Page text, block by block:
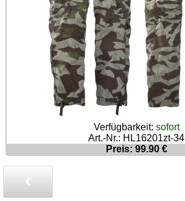
Verfügbarkeit: sofort
Art.-Nr.: HL16201zt-34
Preis: 99.90 €
‹